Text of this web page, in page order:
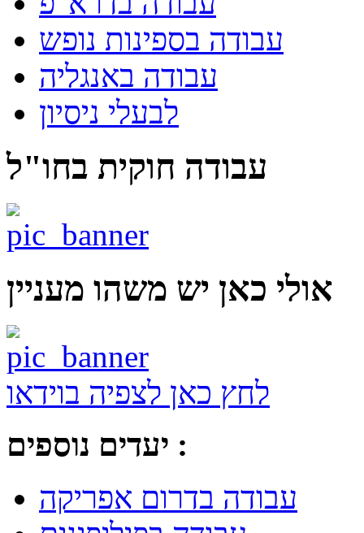
עבודה בספינות נופש
עבודה באנגליה
לבעלי ניסיון
עבודה חוקית בחו"ל
אולי כאן יש משהו מעניין
לחץ כאן לצפיה בוידאו
יעדים נוספים :
עבודה בדרום אפריקה